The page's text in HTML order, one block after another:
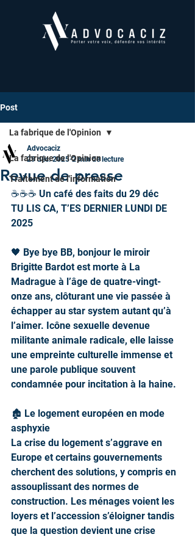
Post
La fabrique de l'Opinion
Traitement de l'information
La fabrique de l'Opinion
Revue de presse
Advocaciz
29 déc. 2025 2 min de lecture
☕️☕️☕️ Un café des faits du 29 déc
TU LIS CA, T’ES DERNIER LUNDI DE
2025
🖤 Bye bye BB, bonjour le miroir
Brigitte Bardot est morte à La
Madrague à l’âge de quatre-vingt-
onze ans, clôturant une vie passée à
échapper au star system autant qu’à
l’aimer. Icône sexuelle devenue
militante animale radicale, elle laisse
une empreinte culturelle immense et
une parole publique souvent
condamnée pour incitation à la haine.
🏚️ Le logement européen en mode
asphyxie
La crise du logement s’aggrave en
Europe et certains gouvernements
cherchent des solutions, y compris en
assouplissant des normes de
construction. Les ménages voient les
loyers et l’accession s’éloigner tandis
que la question devient une crise